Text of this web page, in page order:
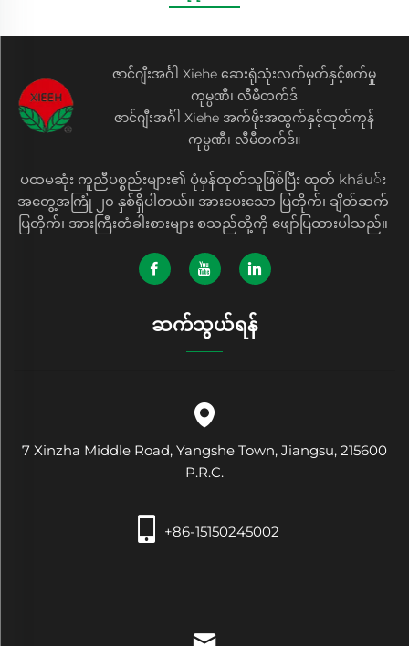
ဇာင်ဂျီးအင်္ဂါ Xiehe ဆေးရုံသုံးလက်မှတ်နှင့်စက်မှု
ကုမ္ပဏီ၊ လီမီတက်ဒ်
ဇာင်ဂျီးအင်္ဂါ Xiehe အက်ဖိုးအထွက်နှင့်ထုတ်ကုန်
ကုမ္ပဏီ၊ လီမီတက်ဒ်။
ပထမဆုံး ကူညီပစ္စည်းများ၏ ပုံမှန်ထုတ်သူဖြစ်ပြီး ထုတ် khẩu်း
အတွေ့အကြုံ ၂၀ နှစ်ရှိပါတယ်။ အားပေးသော ပြတိုက်၊ ချိတ်ဆက်
ပြတိုက်၊ အားကြီးတံခါးစားများ စသည်တို့ကို ဖျော်ပြထားပါသည်။
ဆက်သွယ်ရန်
7 Xinzha Middle Road, Yangshe Town, Jiangsu, 215600
P.R.C.
+86-15150245002